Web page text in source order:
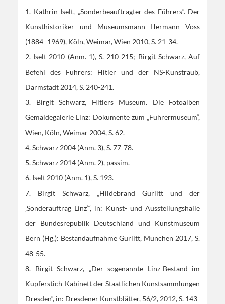
1. Kathrin Iselt, „Sonderbeauftragter des Führers“. Der
Kunsthistoriker und Museumsmann Hermann Voss
(1884–1969), Köln, Weimar, Wien 2010, S. 21-34.
2. Iselt 2010 (Anm. 1), S. 210-215; Birgit Schwarz, Auf
Befehl des Führers: Hitler und der NS-Kunstraub,
Darmstadt 2014, S. 240-241.
3. Birgit Schwarz, Hitlers Museum. Die Fotoalben
Gemäldegalerie Linz: Dokumente zum „Führermuseum“,
Wien, Köln, Weimar 2004, S. 62.
4. Schwarz 2004 (Anm. 3), S. 77-78.
5. Schwarz 2014 (Anm. 2), passim.
6. Iselt 2010 (Anm. 1), S. 193.
7. Birgit Schwarz, „Hildebrand Gurlitt und der
‚Sonderauftrag Linz‘“, in: Kunst- und Ausstellungshalle
der Bundesrepublik Deutschland und Kunstmuseum
Bern (Hg.): Bestandaufnahme Gurlitt, München 2017, S.
48-55.
8. Birgit Schwarz, „Der sogenannte Linz-Bestand im
Kupferstich-Kabinett der Staatlichen Kunstsammlungen
Dresden“, in: Dresdener Kunstblätter, 56/2, 2012, S. 143-